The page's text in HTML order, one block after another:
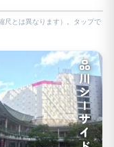
尺とは異なります）。タップで
品川シーサイド